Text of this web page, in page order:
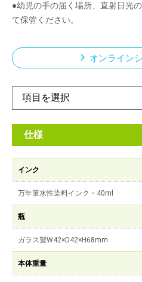
●幼児の手の届く場所、直射日光
て保管ください。
オンライン
仕様
インク
万年筆水性染料インク・40ml
瓶
ガラス製W42×D42×H68mm
本体重量